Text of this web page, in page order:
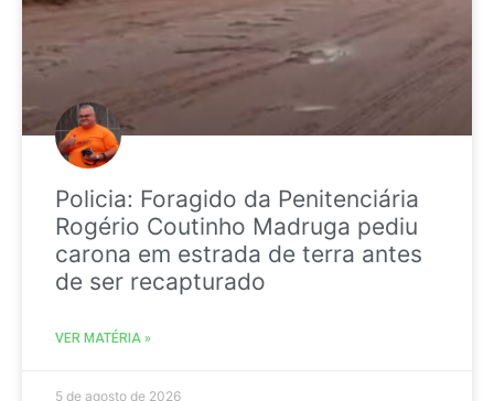
Policia: Foragido da Penitenciária
Rogério Coutinho Madruga pediu
carona em estrada de terra antes
de ser recapturado
VER MATÉRIA »
5 de agosto de 2026